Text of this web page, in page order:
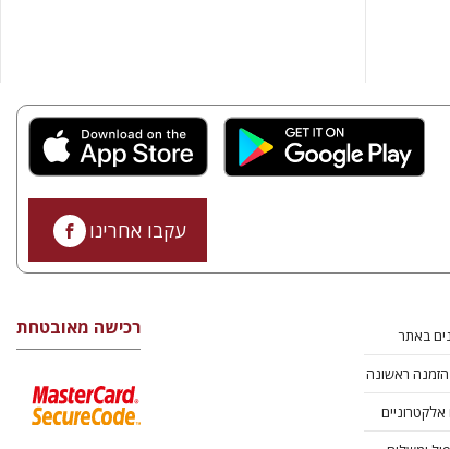
עקבו אחרינו
באתר
ראשונה
רכישה מאובטחת